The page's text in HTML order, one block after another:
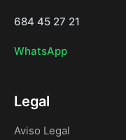
684 45 27 21
WhatsApp
Legal
Aviso Legal